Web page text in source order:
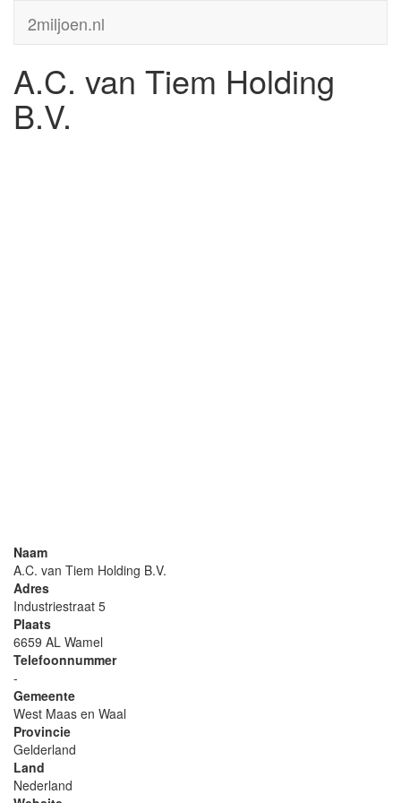
2miljoen.nl
A.C. van Tiem Holding
B.V.
Naam
A.C. van Tiem Holding B.V.
Adres
Industriestraat 5
Plaats
6659 AL Wamel
Telefoonnummer
-
Gemeente
West Maas en Waal
Provincie
Gelderland
Land
Nederland